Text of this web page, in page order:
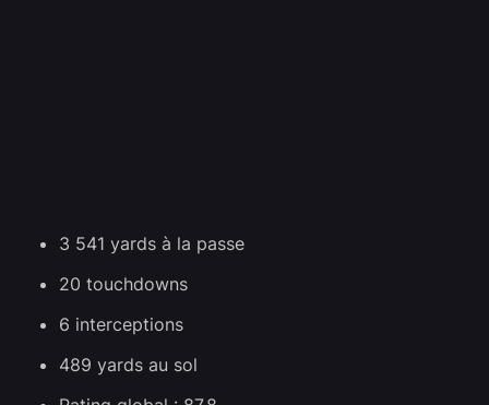
3 541 yards à la passe
20 touchdowns
6 interceptions
489 yards au sol